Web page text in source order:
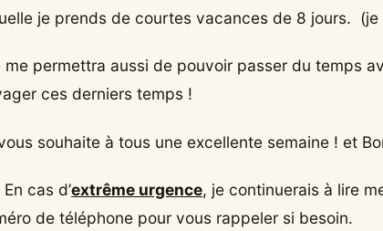
je prends de courtes vacances de 8 jours. (je
me permettra aussi de pouvoir passer du temps
ces derniers temps !
souhaite à tous une excellente semaine ! et
En cas d’extrême urgence, je continuerais à lire
de téléphone pour vous rappeler si besoin.